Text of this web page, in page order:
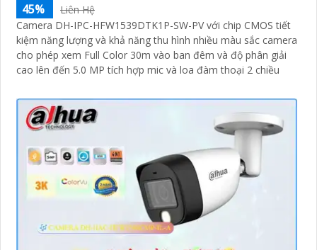
45%
Liên Hệ
Camera DH-IPC-HFW1539DTK1P-SW-PV với chip CMOS tiết
kiệm năng lượng và khả năng thu hình nhiều màu sắc camera
cho phép xem Full Color 30m vào ban đêm và độ phân giải
cao lên đến 5.0 MP tích hợp mic và loa đàm thoại 2 chiều